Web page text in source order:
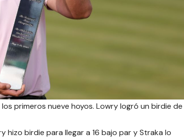
primeros nueve hoyos. Lowry logró un birdie de
birdie para llegar a 16 bajo par y Straka lo